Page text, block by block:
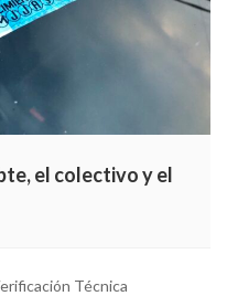
el colectivo y el
Técnica